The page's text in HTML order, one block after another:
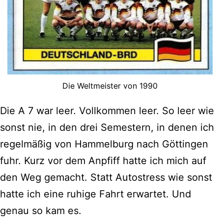
Die Weltmeister von 1990
Die A 7 war leer. Vollkommen leer. So leer wie
sonst nie, in den drei Semestern, in denen ich
regelmäßig von Hammelburg nach Göttingen
fuhr. Kurz vor dem Anpfiff hatte ich mich auf
den Weg gemacht. Statt Autostress wie sonst
hatte ich eine ruhige Fahrt erwartet. Und
genau so kam es.